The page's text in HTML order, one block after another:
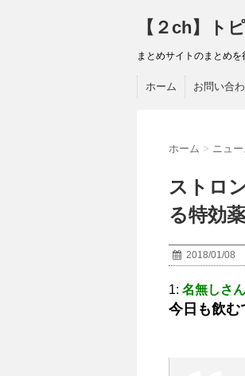
【２ch】ト
まとめサイトのまとめを
ホーム お問い合
ホーム > ニュ
ストロ
る特効
2018/01/08
1: 名無しさ
今日も飲む